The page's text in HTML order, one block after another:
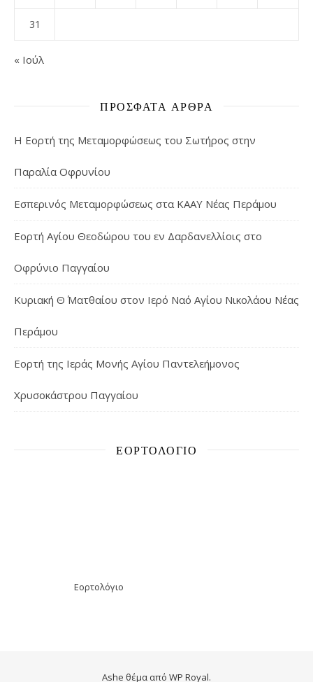
31
« Ιούλ
ΠΡΌΣΦΑΤΑ ΆΡΘΡΑ
Η Εορτή της Μεταμορφώσεως του Σωτήρος στην
Παραλία Οφρυνίου
Εσπερινός Μεταμορφώσεως στα ΚΑΑΥ Νέας Περάμου
Εορτή Αγίου Θεοδώρου του εν Δαρδανελλίοις στο
Οφρύνιο Παγγαίου
Κυριακή Θ΄ Ματθαίου στον Ιερό Ναό Αγίου Νικολάου Νέας
Περάμου
Εορτή της Ιεράς Μονής Αγίου Παντελεήμονος
Χρυσοκάστρου Παγγαίου
ΕΟΡΤΟΛΌΓΙΟ
Εορτολόγιο
Ashe θέμα από WP Royal.